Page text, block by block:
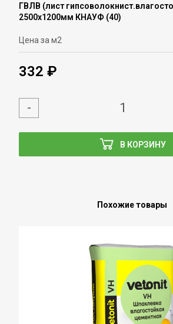
ГВЛВ (лист
2500х1200мм КНАУФ (40)
Цена за м2
332 ₽
В КОРЗИНУ
-
Похожие товары